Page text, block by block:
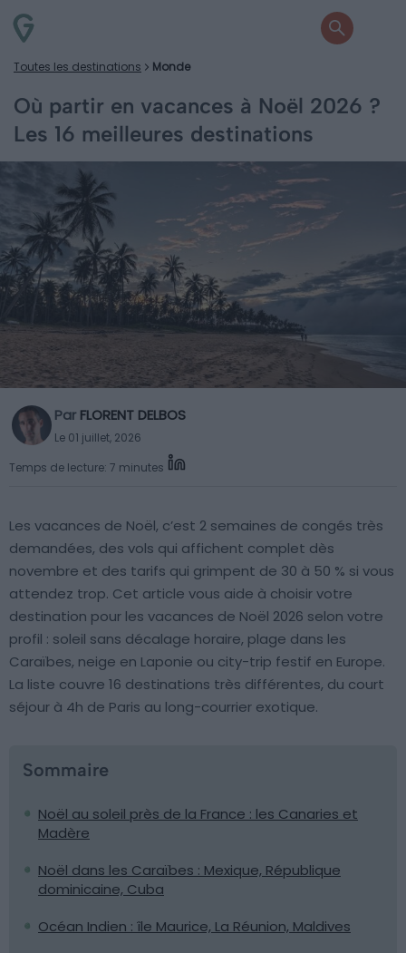
Toutes les destinations Monde
Où partir en vacances à Noël 2026 ?
Les 16 meilleures destinations
Par FLORENT DELBOS
Le 01 juillet, 2026
Temps de lecture: 7 minutes
Les vacances de Noël, c’est 2 semaines de congés très
demandées, des vols qui affichent complet dès
novembre et des tarifs qui grimpent de 30 à 50 % si vous
attendez trop. Cet article vous aide à choisir votre
destination pour les vacances de Noël 2026 selon votre
profil : soleil sans décalage horaire, plage dans les
Caraïbes, neige en Laponie ou city-trip festif en Europe.
La liste couvre 16 destinations très différentes, du court
séjour à 4h de Paris au long-courrier exotique.
Sommaire
Noël au soleil près de la France : les Canaries et
Madère
Noël dans les Caraïbes : Mexique, République
dominicaine, Cuba
Océan Indien : île Maurice, La Réunion, Maldives